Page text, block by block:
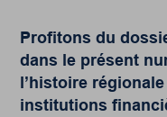
Profitons du
dans le présent
l’histoire
institutions